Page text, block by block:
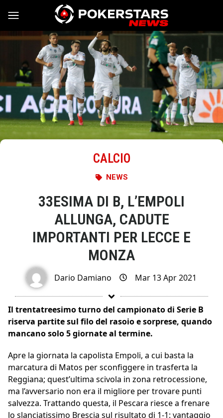
Vai al contenuto
CALCIO
NEWS
33ESIMA DI B, L’EMPOLI
ALLUNGA, CADUTE
IMPORTANTI PER LECCE E
MONZA
Dario Damiano Mar 13 Apr 2021
Il trentatreesimo turno del campionato di Serie B
riserva partite sul filo del rasoio e sorprese, quando
mancano solo 5 giornate al termine.
Apre la giornata la capolista Empoli, a cui basta la
marcatura di Matos per sconfiggere in trasferta la
Reggiana; quest’ultima scivola in zona retrocessione,
ma l’avversario non era il migliore per trovare punti
salvezza. Trattando questa, il Pescara riesce a frenare
lo slanciatissimo Brescia sul risultato di 1-1: vantaggio